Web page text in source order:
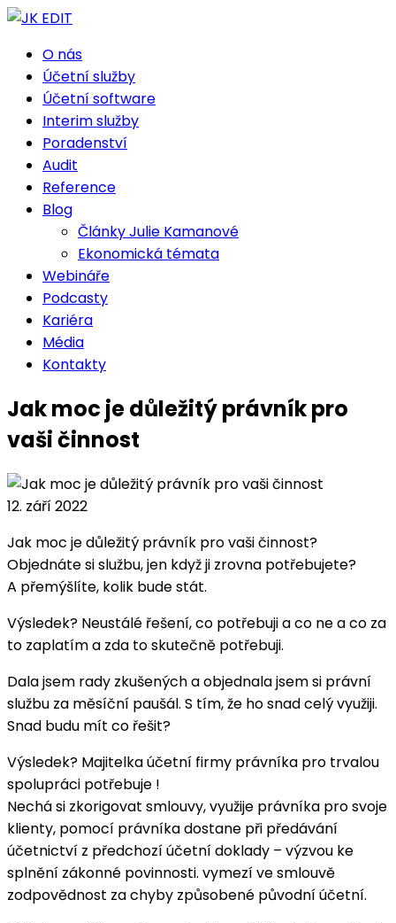
O nás
Účetní služby
Účetní software
Interim služby
Poradenství
Audit
Reference
Blog
Články Julie Kamanové
Ekonomická témata
Webináře
Podcasty
Kariéra
Média
Kontakty
Jak moc je důležitý právník pro
vaši činnost
12. září 2022
Jak moc je důležitý právník pro vaši činnost?
Objednáte si službu, jen když ji zrovna potřebujete?
A přemýšlíte, kolik bude stát.
Výsledek? Neustálé řešení, co potřebuji a co ne a co za
to zaplatím a zda to skutečně potřebuji.
Dala jsem rady zkušených a objednala jsem si právní
službu za měsíční paušál. S tím, že ho snad celý využiji.
Snad budu mít co řešit?
Výsledek? Majitelka účetní firmy právníka pro trvalou
spolupráci potřebuje !
Nechá si zkorigovat smlouvy, využije právníka pro svoje
klienty, pomocí právníka dostane při předávání
účetnictví z předchozí účetní doklady – výzvou ke
splnění zákonné povinnosti. vymezí ve smlouvě
zodpovědnost za chyby způsobené původní účetní.